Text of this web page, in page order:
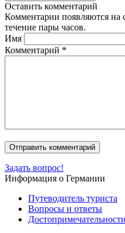
Оставить комментарий
Комментарии появляются на
течение пары часов.
Имя
Комментарий *
Задать вопрос!
Информация о Германии
Путеводитель туриста
Вопросы и ответы
Достопримечательности